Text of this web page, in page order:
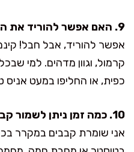
9. האם אפשר להוריד את הקינמון אם לא אוהבים?
אפשר להוריד, אבל חבל!
קרמול, וגוון מדהים. למי
כפית, או החליפו במעט אניס
10. כמה זמן ניתן לשמור קבב קינמון לאחר ההכנה?
אני שומרת קבבים במקרר